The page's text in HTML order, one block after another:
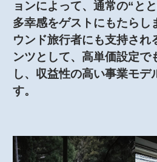
ョンによって、通常の“と
多幸感をゲストにもたらし
ウンド旅行者にも支持され
ンツとして、高単価設定で
し、収益性の高い事業モデ
す。